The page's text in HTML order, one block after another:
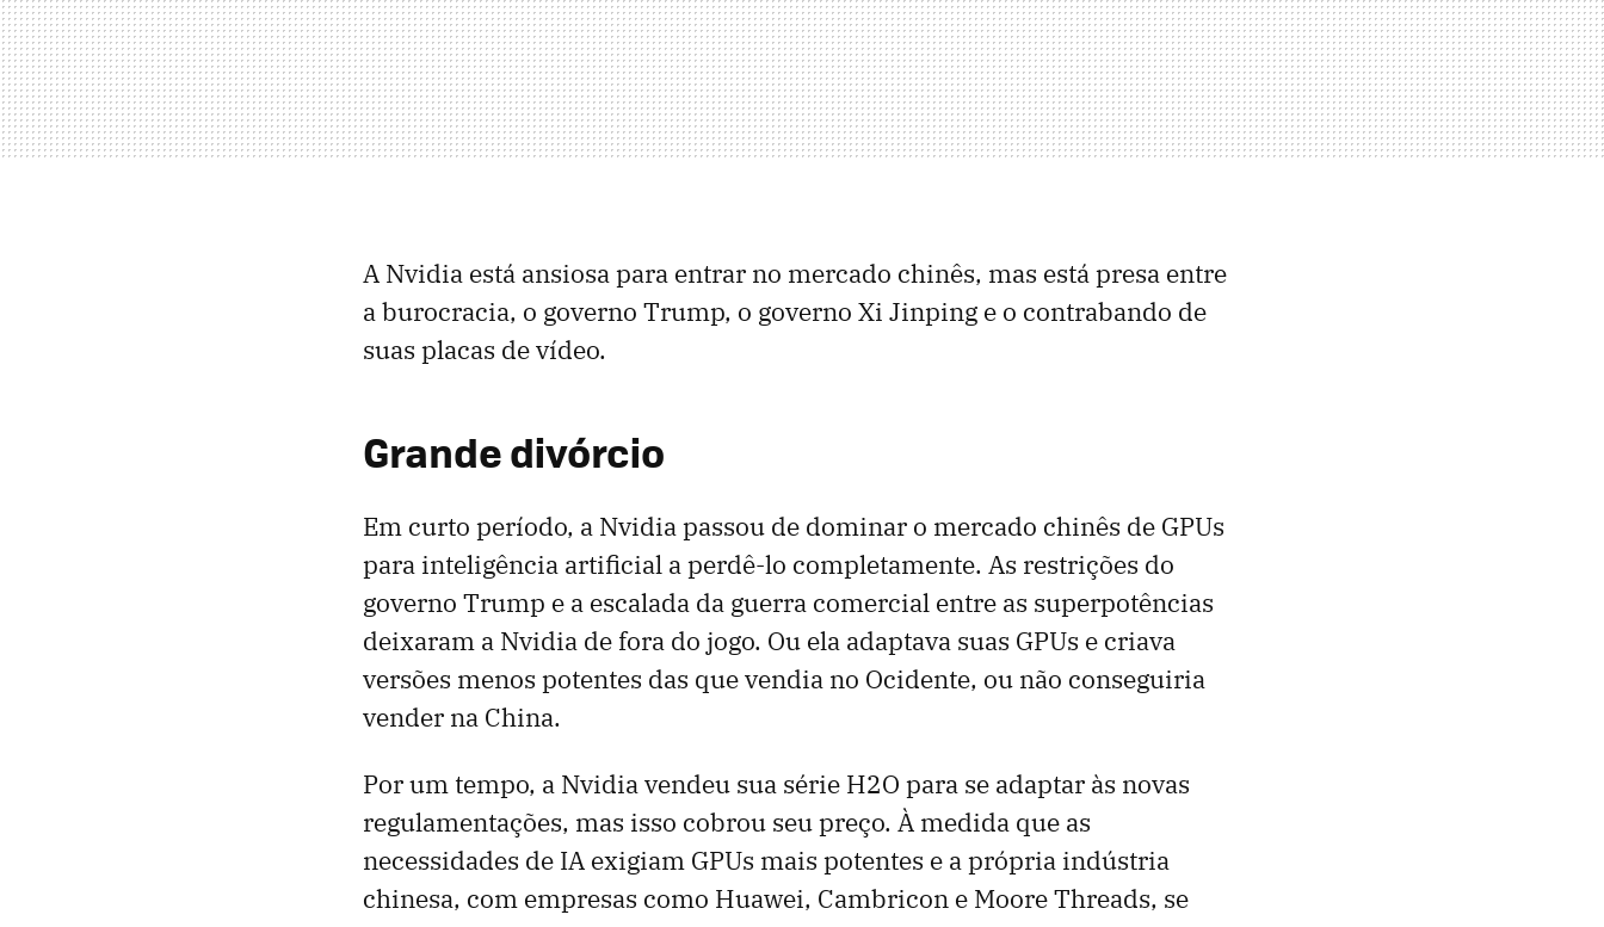
A Nvidia está ansiosa para entrar no mercado chinês, mas está presa entre
a burocracia, o governo Trump, o governo Xi Jinping e o contrabando de
suas placas de vídeo.
Grande divórcio
Em curto período, a Nvidia passou de dominar o mercado chinês de GPUs
para inteligência artificial a perdê-lo completamente. As restrições do
governo Trump e a escalada da guerra comercial entre as superpotências
deixaram a Nvidia de fora do jogo. Ou ela adaptava suas GPUs e criava
versões menos potentes das que vendia no Ocidente, ou não conseguiria
vender na China.
Por um tempo, a Nvidia vendeu sua série H2O para se adaptar às novas
regulamentações, mas isso cobrou seu preço. À medida que as
necessidades de IA exigiam GPUs mais potentes e a própria indústria
chinesa, com empresas como Huawei, Cambricon e Moore Threads, se